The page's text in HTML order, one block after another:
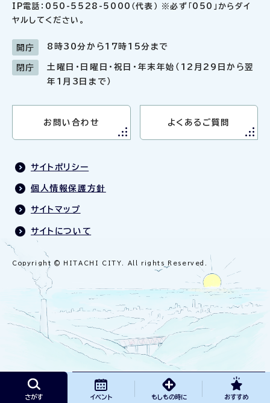
さがす イベント もしもの時に おすすめ
IP電話：050-5528-5000（代表） ※必ず「050」からダイ
ヤルしてください。
開庁 8時30分から17時15分まで
閉庁
土曜日・日曜日・祝日・年末年始（12月29日から翌
年1月3日まで）
お問い合わせ よくあるご質問
サイトポリシー
個人情報保護方針
サイトマップ
サイトについて
Copyright © HITACHI CITY. All rights Reserved.